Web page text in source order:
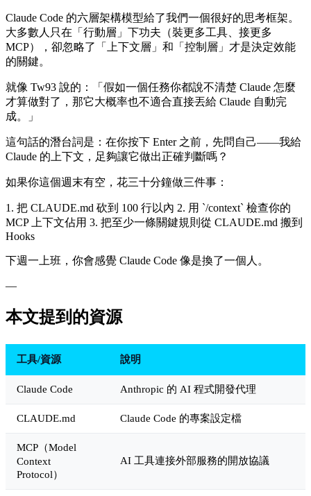
Claude Code 的六層架構模型給了我們一個很好的思考框架。
大多數人只在「行動層」下功夫（裝更多工具、接更多
MCP），卻忽略了「上下文層」和「控制層」才是決定效能
的關鍵。
就像 Tw93 說的：「假如一個任務你都說不清楚 Claude 怎麼
才算做對了，那它大概率也不適合直接丟給 Claude 自動完
成。」
這句話的潛台詞是：在你按下 Enter 之前，先問自己——我給
Claude 的上下文，足夠讓它做出正確判斷嗎？
如果你這個週末有空，花三十分鐘做三件事：
1. 把 CLAUDE.md 砍到 100 行以內 2. 用 `/context` 檢查你的
MCP 上下文佔用 3. 把至少一條關鍵規則從 CLAUDE.md 搬到
Hooks
下週一上班，你會感覺 Claude Code 像是換了一個人。
—
本文提到的資源
工具/資源 說明
Claude Code Anthropic 的 AI 程式開發代理
CLAUDE.md Claude Code 的專案設定檔
MCP（Model
Context
Protocol）
AI 工具連接外部服務的開放協議